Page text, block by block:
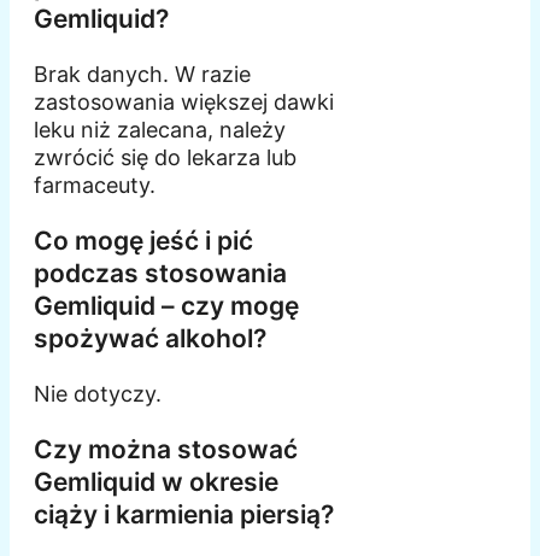
Gemliquid?
Brak danych. W razie
zastosowania większej dawki
leku niż zalecana, należy
zwrócić się do lekarza lub
farmaceuty.
Co mogę jeść i pić
podczas stosowania
Gemliquid – czy mogę
spożywać alkohol?
Nie dotyczy.
Czy można stosować
Gemliquid w okresie
ciąży i karmienia piersią?